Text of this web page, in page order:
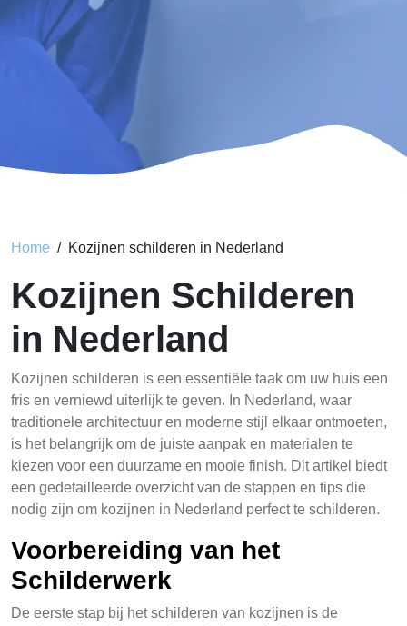
Home Kozijnen schilderen in Nederland
Kozijnen Schilderen
in Nederland
Kozijnen schilderen is een essentiële taak om uw huis een
fris en verniewd uiterlijk te geven. In Nederland, waar
traditionele architectuur en moderne stijl elkaar ontmoeten,
is het belangrijk om de juiste aanpak en materialen te
kiezen voor een duurzame en mooie finish. Dit artikel biedt
een gedetailleerde overzicht van de stappen en tips die
nodig zijn om kozijnen in Nederland perfect te schilderen.
Voorbereiding van het
Schilderwerk
De eerste stap bij het schilderen van kozijnen is de